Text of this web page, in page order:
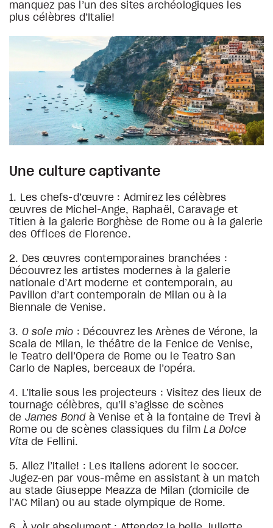
manquez pas l’un des sites archéologiques les
plus célèbres d’Italie!
Une culture captivante
1. Les chefs-d’œuvre : Admirez les célèbres
œuvres de Michel-Ange, Raphaël, Caravage et
Titien à la galerie Borghèse de Rome ou à la galerie
des Offices de Florence.
2. Des œuvres contemporaines branchées :
Découvrez les artistes modernes à la galerie
nationale d’Art moderne et contemporain, au
Pavillon d’art contemporain de Milan ou à la
Biennale de Venise.
3. O sole mio : Découvrez les Arènes de Vérone, la
Scala de Milan, le théâtre de la Fenice de Venise,
le Teatro dell’Opera de Rome ou le Teatro San
Carlo de Naples, berceaux de l’opéra.
4. L’Italie sous les projecteurs : Visitez des lieux de
tournage célèbres, qu’il s’agisse de scènes
de James Bond à Venise et à la fontaine de Trevi à
Rome ou de scènes classiques du filmLa Dolce
Vita de Fellini.
5. Allez l’Italie! : Les Italiens adorent le soccer.
Jugez-en par vous-même en assistant à un match
au stade Giuseppe Meazza de Milan (domicile de
l’AC Milan) ou au stade olympique de Rome.